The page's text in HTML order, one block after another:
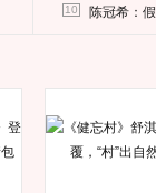
10 陈冠希：